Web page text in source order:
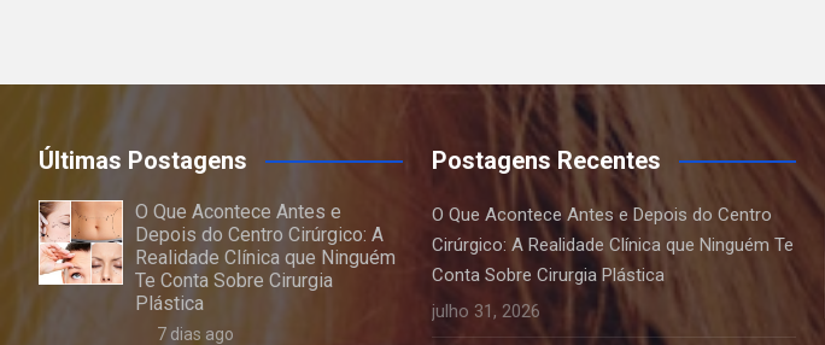
Últimas Postagens
O Que Acontece Antes e
Depois do Centro Cirúrgico: A
Realidade Clínica que Ninguém
Te Conta Sobre Cirurgia
Plástica
7 dias ago
Postagens Recentes
O Que Acontece Antes e Depois do Centro
Cirúrgico: A Realidade Clínica que Ninguém Te
Conta Sobre Cirurgia Plástica
julho 31, 2026